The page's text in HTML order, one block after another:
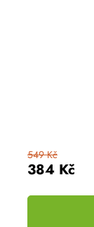
384 Kč
549 Kč